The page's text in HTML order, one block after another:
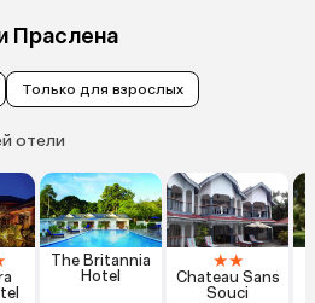
Праслена
Только для взрослых
отели
The Britannia
Hotel
★★
Chateau Sans
Souci